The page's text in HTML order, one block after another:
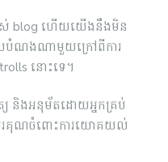
បស់ blog ហើយយើងនឹងមិន
លបំណងណាមួយក្រៅពីការ
នោះទេ។
និងអនុម័តដោយអ្នកគ្រប់
អរគុណចំពោះការយោគយល់